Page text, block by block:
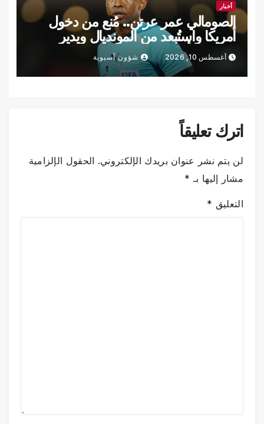
أخبار
الصومالي عمر عرتن.. مُنع من دخول
أمريكا واستُبعد من المونديال ويدير
السوبر الأوروبي
أغسطس 10, 2026 شؤون آسيوية
اترك تعليقاً
لن يتم نشر عنوان بريدك الإلكتروني. الحقول الإلزامية
مشار إليها بـ *
التعليق *